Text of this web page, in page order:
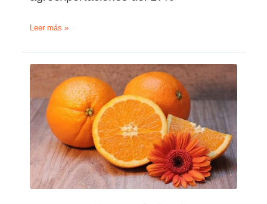
Récord
de
exportaciones
peruanas
medio
de
crecimiento
agroexportaciones
del
17%
Leer más »